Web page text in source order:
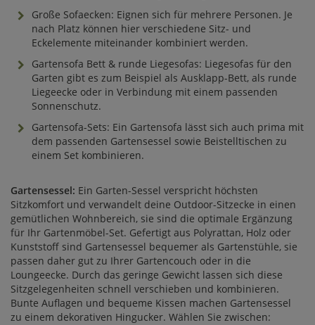
Große Sofaecken: Eignen sich für mehrere Personen. Je
nach Platz können hier verschiedene Sitz- und
Eckelemente miteinander kombiniert werden.
Gartensofa Bett & runde Liegesofas: Liegesofas für den
Garten gibt es zum Beispiel als Ausklapp-Bett, als runde
Liegeecke oder in Verbindung mit einem passenden
Sonnenschutz.
Gartensofa-Sets: Ein Gartensofa lässt sich auch prima mit
dem passenden Gartensessel sowie Beistelltischen zu
einem Set kombinieren.
Gartensessel: Ein Garten-Sessel verspricht höchsten
Sitzkomfort und verwandelt deine Outdoor-Sitzecke in einen
gemütlichen Wohnbereich, sie sind die optimale Ergänzung
für Ihr Gartenmöbel-Set. Gefertigt aus Polyrattan, Holz oder
Kunststoff sind Gartensessel bequemer als Gartenstühle, sie
passen daher gut zu Ihrer Gartencouch oder in die
Loungeecke. Durch das geringe Gewicht lassen sich diese
Sitzgelegenheiten schnell verschieben und kombinieren.
Bunte Auflagen und bequeme Kissen machen Gartensessel
zu einem dekorativen Hingucker. Wählen Sie zwischen: